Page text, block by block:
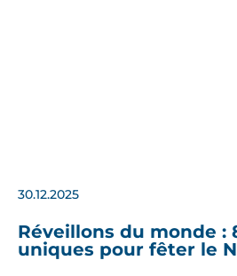
30.12.2025
Réveillons du monde :
uniques pour fêter le